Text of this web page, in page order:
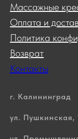
Массажные
Оплата и
Политика
Возврат
Контакты
г. Калининград
ул. Пушкинская,